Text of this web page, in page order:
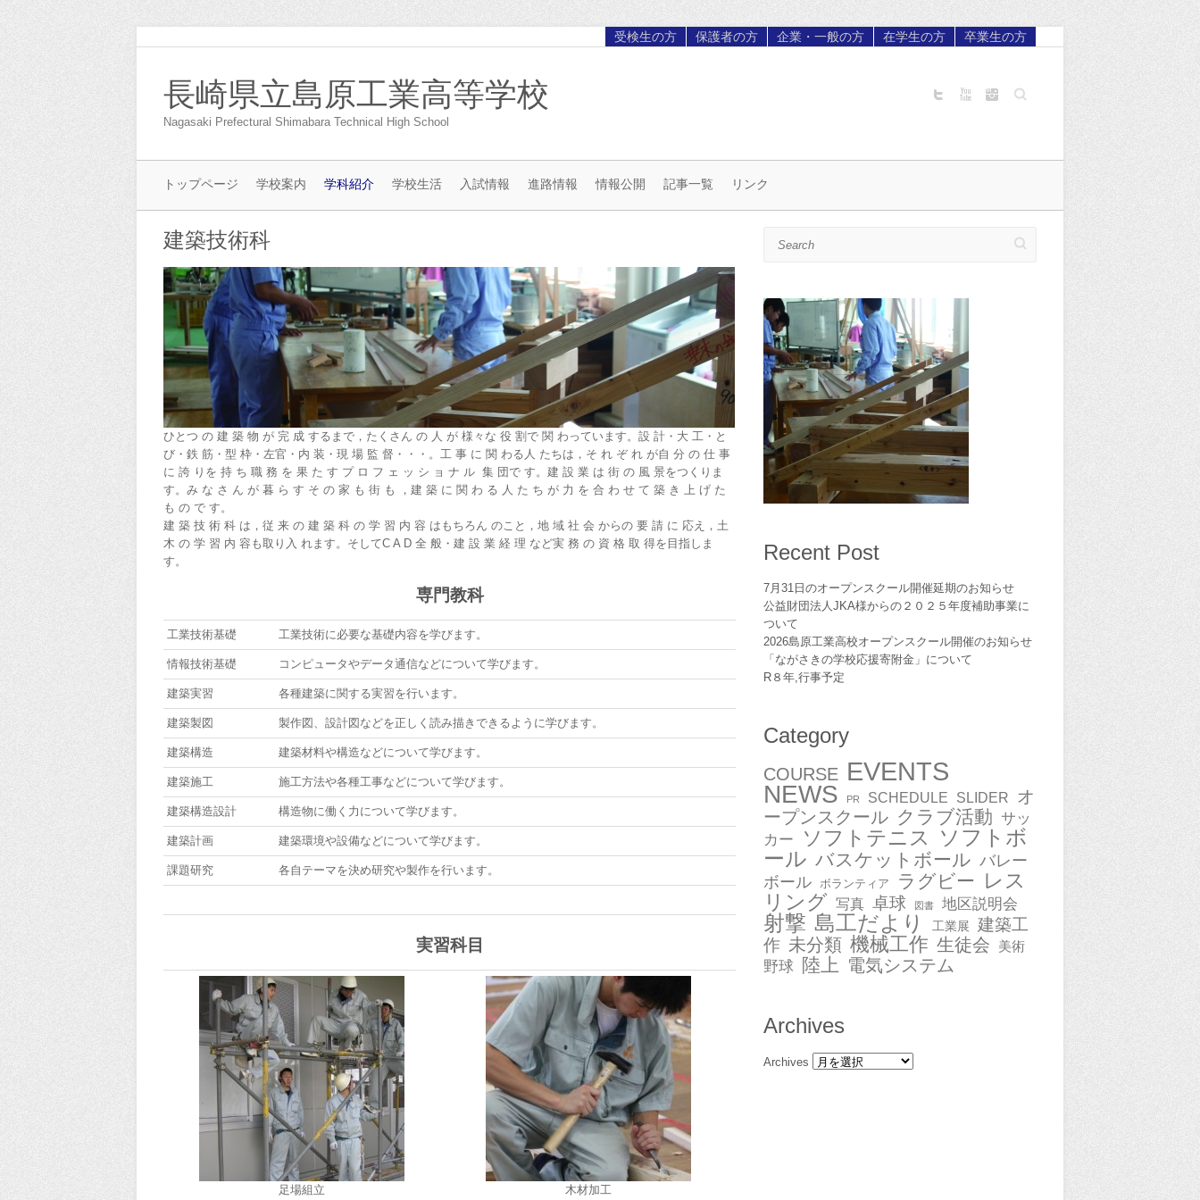
卒業生の方
在学生の方
企業・一般の方
保護者の方
受検生の方
Search
長崎県立島原工業高等学校
Nagasaki Prefectural Shimabara Technical High School
トップページ 学校案内 学科紹介 学校生活 入試情報 進路情報 情報公開 記事一覧 リンク
建築技術科
ひとつ の 建 築 物 が 完 成 するまで，たくさん の 人 が 様々な 役 割で 関 わっています。設 計・大 工・と
び・鉄 筋・型 枠・左官・内 装・現 場 監 督・・・。工 事 に 関 わる人 たちは，そ れ ぞ れ が自 分 の 仕 事
に 誇 りを 持 ち 職 務 を 果 た す プ ロ フ ェ ッ シ ョ ナ ル 集 団で す。建 設 業 は 街 の 風 景をつくりま
す。み な さ ん が 暮 ら す そ の 家 も 街 も ，建 築 に 関 わ る 人 た ち が 力 を 合 わ せ て 築 き 上 げ た
も の で す。
建 築 技 術 科 は，従 来 の 建 築 科 の 学 習 内 容 はもちろん のこと，地 域 社 会 からの 要 請 に 応え，土
木 の 学 習 内 容も取り入 れます。そしてC A D 全 般・建 設 業 経 理 など実 務 の 資 格 取 得を目指しま
す。
専門教科
工業技術基礎 工業技術に必要な基礎内容を学びます。
情報技術基礎 コンピュータやデータ通信などについて学びます。
建築実習 各種建築に関する実習を行います。
建築製図 製作図、設計図などを正しく読み描きできるように学びます。
建築構造 建築材料や構造などについて学びます。
建築施工 施工方法や各種工事などについて学びます。
建築構造設計 構造物に働く力について学びます。
建築計画 建築環境や設備などについて学びます。
課題研究 各自テーマを決め研究や製作を行います。
実習科目
足場組立 木材加工
Recent Post
7月31日のオープンスクール開催延期のお知らせ
公益財団法人JKA様からの２０２５年度補助事業に
ついて
2026島原工業高校オープンスクール開催のお知らせ
「ながさきの学校応援寄附金」について
R８年,行事予定
Category
COURSE EVENTS
NEWS PR SCHEDULE SLIDER
オ
ープンスクール クラブ活動 サッ
カー
ソフトテニス
ソフトボ
ール バスケットボール バレー
ボール
ボランティア ラグビー
レス
リング 写真 卓球 図書 地区説明会
射撃 島工だより 工業展
建築工
作 未分類 機械工作 生徒会 美術
野球 陸上 電気システム
Archives
Archives